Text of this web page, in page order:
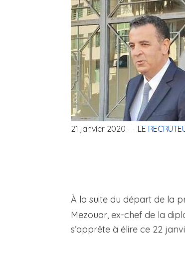
21 janvier 2020 - - LE
À la suite du départ de la
Mezouar, ex-chef de la
s’apprête à élire ce 22